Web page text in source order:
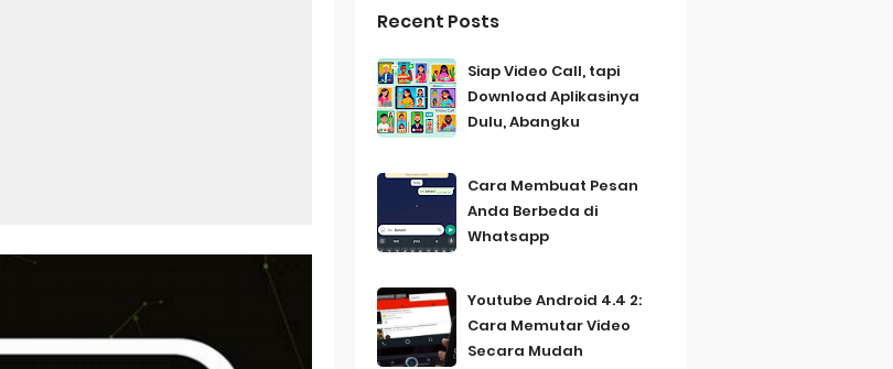
Solusi Terbaik Untuk Kebutuhan Komputasi Anda
Praktis Untuk Kendaraan Anda
Membuat Dan Menyimpan Foto Grup Whatsapp
Recent Posts
Siap Video Call, tapi
Download Aplikasinya
Dulu, Abangku
Cara Membuat Pesan
Anda Berbeda di
Whatsapp
Youtube Android 4.4 2:
Cara Memutar Video
Secara Mudah